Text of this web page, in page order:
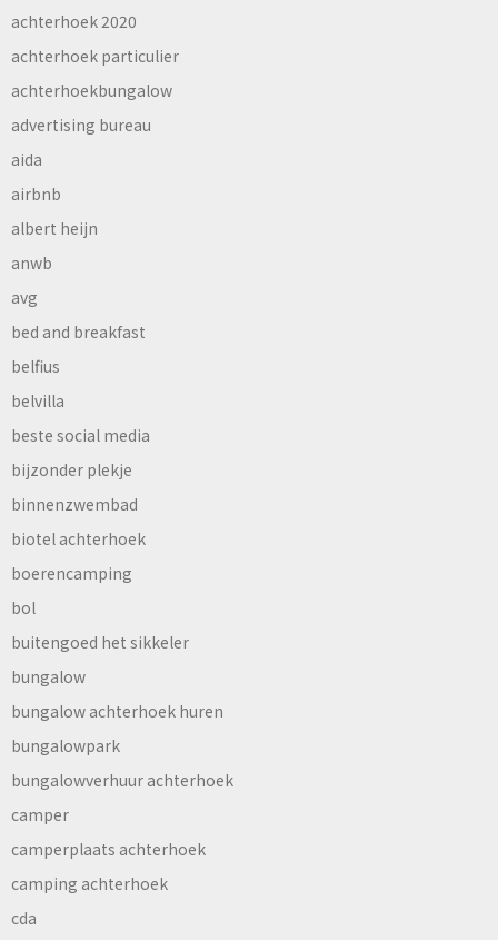
achterhoek 2020
achterhoek particulier
achterhoekbungalow
advertising bureau
aida
airbnb
albert heijn
anwb
avg
bed and breakfast
belfius
belvilla
beste social media
bijzonder plekje
binnenzwembad
biotel achterhoek
boerencamping
bol
buitengoed het sikkeler
bungalow
bungalow achterhoek huren
bungalowpark
bungalowverhuur achterhoek
camper
camperplaats achterhoek
camping achterhoek
cda